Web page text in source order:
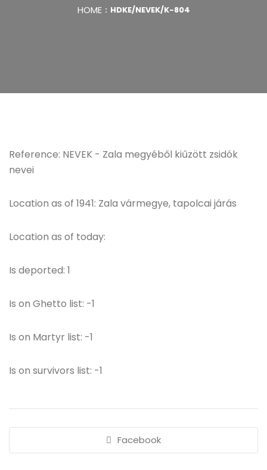
HOME HDKE/NEVEK/K-804
Reference: NEVEK - Zala megyéből kiűzött zsidók
nevei
Location as of 1941: Zala vármegye, tapolcai járás
Location as of today:
Is deported: 1
Is on Ghetto list: -1
Is on Martyr list: -1
Is on survivors list: -1
Facebook